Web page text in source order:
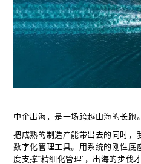
中企出海，是一场跨越山海的长跑。
把成熟的制造产能带出去的同时，
数字化管理工具。用系统的刚性底
度支撑“精细化管理”，出海的步伐